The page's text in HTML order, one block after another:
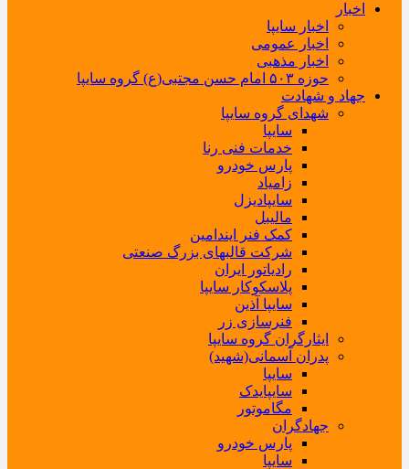
اخبار
اخبار سایپا
اخبار عمومی
اخبار مذهبی
حوزه ۵۰۳ امام حسن مجتبی(ع) گروه سایپا
جهاد و شهادت
شهدای گروه سایپا
سایپا
خدمات فنی رنا
پارس خودرو
زامیاد
سایپادیزل
مالیبل
کمک فنر ایندامین
شرکت قالبهای بزرگ صنعتی
رادیاتور ایران
پلاسکوکار سایپا
سایپا آذین
فنرسازی زر
ایثارگران گروه سایپا
پدران آسمانی(شهید)
سایپا
سایپایدک
مگاموتور
جهادگران
پارس خودرو
سایپا